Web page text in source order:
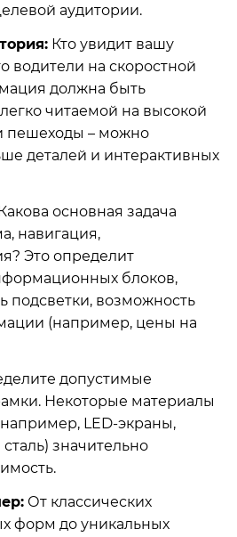
аудитории.
Кто увидит вашу
водители на скоростной
должна быть
читаемой на высокой
пешеходы – можно
деталей и интерактивных
основная задача
навигация,
Это определит
блоков,
подсветки, возможность
(например, цены на
допустимые
Некоторые материалы
LED-экраны,
значительно
От классических
форм до уникальных